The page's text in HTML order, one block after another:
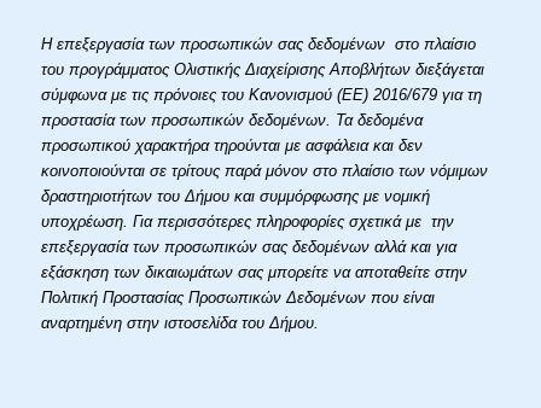
Η επεξεργασία των προσωπικών σας δεδομένων στο πλαίσιο
του προγράμματος Ολιστικής Διαχείρισης Αποβλήτων διεξάγεται
σύμφωνα με τις πρόνοιες του Κανονισμού (ΕΕ) 2016/679 για τη
προστασία των προσωπικών δεδομένων. Τα δεδομένα
προσωπικού χαρακτήρα τηρούνται με ασφάλεια και δεν
κοινοποιούνται σε τρίτους παρά μόνον στο πλαίσιο των νόμιμων
δραστηριοτήτων του Δήμου και συμμόρφωσης με νομική
υποχρέωση. Για περισσότερες πληροφορίες σχετικά με την
επεξεργασία των προσωπικών σας δεδομένων αλλά και για
εξάσκηση των δικαιωμάτων σας μπορείτε να αποταθείτε στην
Πολιτική Προστασίας Προσωπικών Δεδομένων που είναι
αναρτημένη στην ιστοσελίδα του Δήμου.